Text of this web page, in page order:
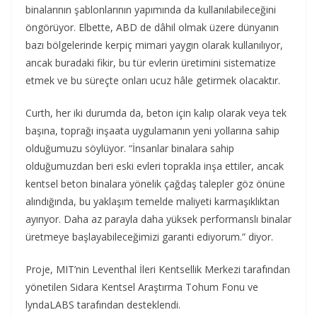
binalarının şablonlarının yapımında da kullanılabileceğini
öngörüyor. Elbette, ABD de dâhil olmak üzere dünyanın
bazı bölgelerinde kerpiç mimari yaygın olarak kullanılıyor,
ancak buradaki fikir, bu tür evlerin üretimini sistematize
etmek ve bu süreçte onları ucuz hâle getirmek olacaktır.
Curth, her iki durumda da, beton için kalıp olarak veya tek
başına, toprağı inşaata uygulamanın yeni yollarına sahip
olduğumuzu söylüyor. “İnsanlar binalara sahip
olduğumuzdan beri eski evleri toprakla inşa ettiler, ancak
kentsel beton binalara yönelik çağdaş talepler göz önüne
alındığında, bu yaklaşım temelde maliyeti karmaşıklıktan
ayırıyor. Daha az parayla daha yüksek performanslı binalar
üretmeye başlayabileceğimizi garanti ediyorum.” diyor.
Proje, MIT’nin Leventhal İleri Kentsellik Merkezi tarafından
yönetilen Sidara Kentsel Araştırma Tohum Fonu ve
lyndaLABS tarafından desteklendi.